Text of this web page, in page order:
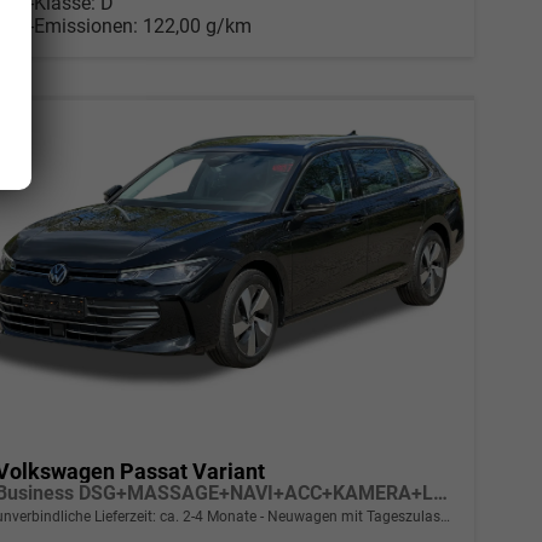
-Emissionen: 122,00 g/km
Passat Variant
Business DSG+MASSAGE+NAVI+ACC+KAMERA+LED
Lieferzeit: ca. 2-4 Monate Neuwagen mit Tageszulassung